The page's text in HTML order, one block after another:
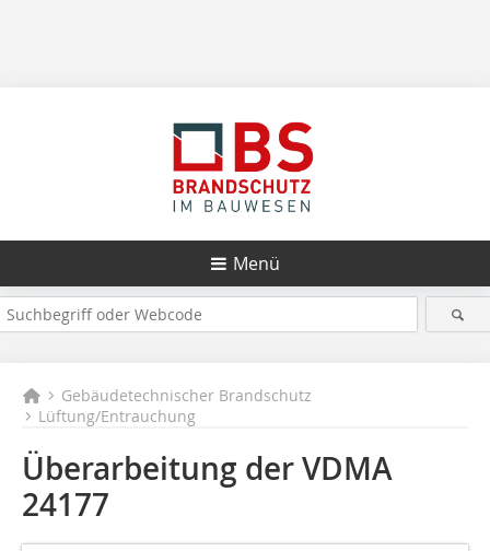
Menü
Gebäudetechnischer Brandschutz
Lüftung/Entrauchung
Überarbeitung der VDMA
24177